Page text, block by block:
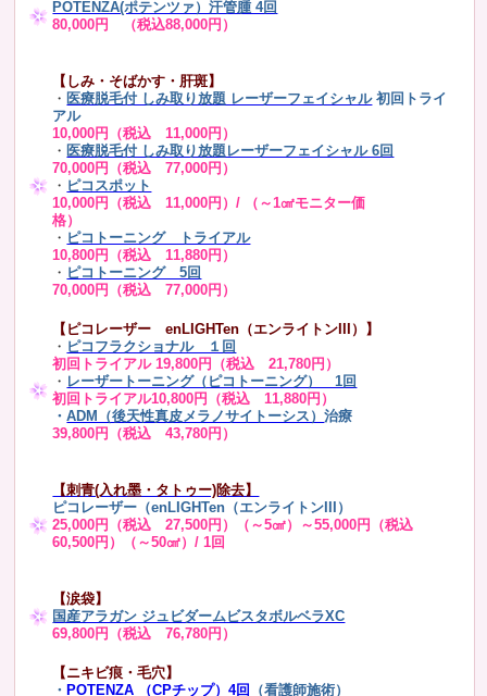
POTENZA(ポテンツァ）汗管腫 4回
80,000円 （税込88,000円）
【しみ・そばかす・肝斑】
・ 医療脱毛付 しみ取り放題 レーザーフェイシャル 初回トライ
アル
10,000円（税込 11,000円）
・ 医療脱毛付 しみ取り放題レーザーフェイシャル 6回
70,000円（税込 77,000円）
・ ピコスポット
10,000円（税込 11,000円）/ （～1㎠モニター価
格）
・ ピコトーニング トライアル
10,800円（税込 11,880円）
・ ピコトーニング 5回
70,000円（税込 77,000円）
【ピコレーザー enLIGHTen（エンライトンIII）】
・ ピコフラクショナル １回
初回トライアル 19,800円（税込 21,780円）
・ レーザートーニング（ピコトーニング） 1回
初回トライアル10,800円（税込 11,880円）
・ADM（後天性真皮メラノサイトーシス）治療
39,800円（税込 43,780円）
【刺青(入れ墨・タトゥー)除去】
ピコレーザー（enLIGHTen（エンライトンIII）
25,000円（税込 27,500円）（～5㎠）～55,000円（税込
60,500円）（～50㎠）/ 1回
【涙袋】
国産アラガン ジュビダームビスタボルベラXC
69,800円（税込 76,780円）
【ニキビ痕・毛穴】
・ POTENZA （CPチップ）4回 （看護師施術）